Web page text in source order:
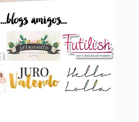
...blogs amigos...